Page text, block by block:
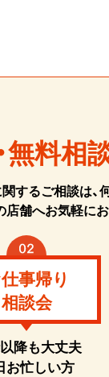
料相
するご相談は、
舗へお気軽に
事帰り
相談会
降も大丈夫
お忙しい方